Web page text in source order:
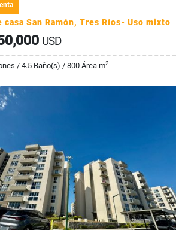
casa San Ramón, Tres Ríos- Uso mixto
USD
/ 4.5 Baño(s) / 800 Área m2